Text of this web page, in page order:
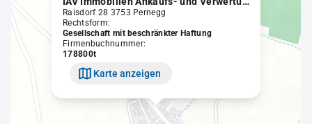
Raisdorf 28 3753 Pernegg
Rechtsform:
Gesellschaft mit beschränkter Haftung
Firmenbuchnummer:
178800t
Karte anzeigen